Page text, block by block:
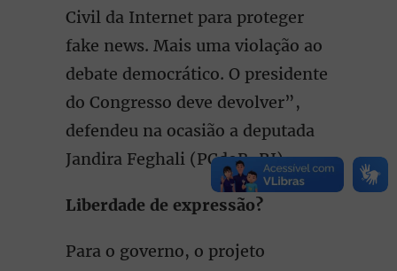
Civil da Internet para proteger
fake news. Mais uma violação ao
debate democrático. O presidente
do Congresso deve devolver”,
defendeu na ocasião a deputada
Jandira Feghali (PCdoB-RJ).
Liberdade de expressão?
Para o governo, o projeto